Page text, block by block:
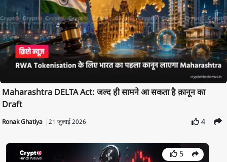
Maharashtra DELTA Act: जल्द ही सामने आ सकता है क़ानून का
Draft
Ronak Ghatiya 21 जुलाई 2026 4
5